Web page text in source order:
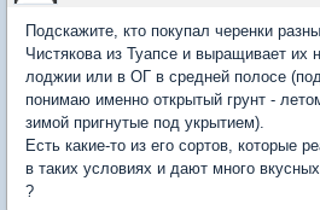
Подскажите, кто покупал черенки
Чистякова из Туапсе и выращивает их
лоджии или в ОГ в средней полосе
понимаю именно открытый грунт -
зимой пригнутые под укрытием).
Есть какие-то из его сортов, которые
в таких условиях и дают много
?